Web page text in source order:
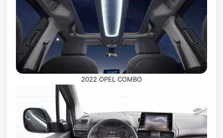
2022 OPEL COMBO